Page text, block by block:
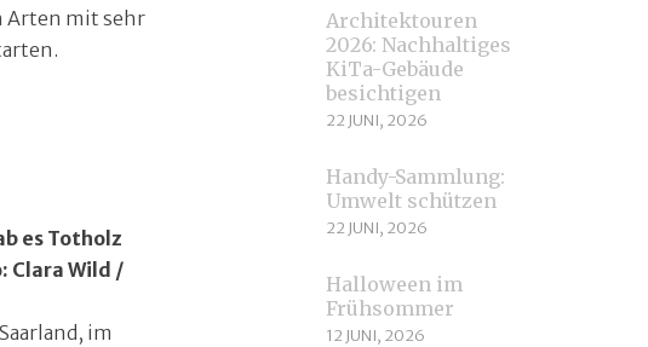
Arten mit sehr
es Totholz
Clara Wild /
im
Architektouren
2026: Nachhaltiges
KiTa-Gebäude
besichtigen
22 JUNI, 2026
Handy-Sammlung:
Umwelt schützen
22 JUNI, 2026
Halloween im
Frühsommer
12 JUNI, 2026